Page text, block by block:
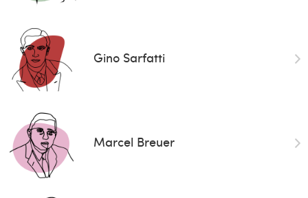
Gino Sarfatti
Marcel Breuer